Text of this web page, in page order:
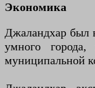
Экономика
Джаландхар был
умного
муниципальной